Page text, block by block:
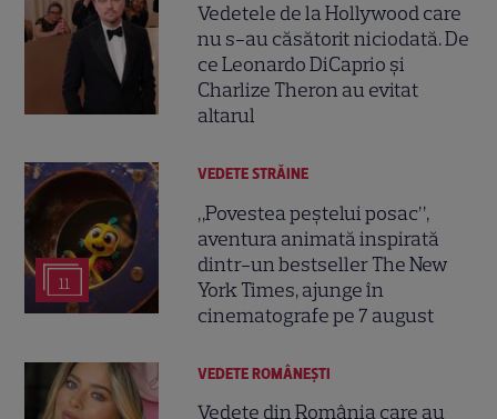
Vedetele de la Hollywood care
nu s-au căsătorit niciodată. De
ce Leonardo DiCaprio și
Charlize Theron au evitat
altarul
11
VEDETE STRĂINE
„Povestea peștelui posac”,
aventura animată inspirată
dintr-un bestseller The New
York Times, ajunge în
cinematografe pe 7 august
VEDETE ROMÂNEŞTI
Vedete din România care au